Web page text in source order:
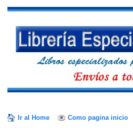
Ir al Home Como pagina inicio